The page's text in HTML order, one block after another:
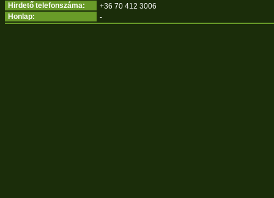
Hirdető telefonszáma:
+36 70 412 3006
Honlap:
-